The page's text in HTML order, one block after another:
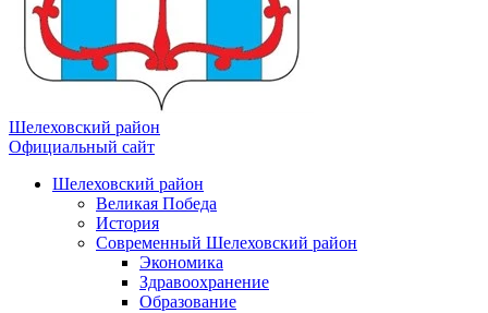
Шелеховский район
Официальный сайт
Шелеховский район
Великая Победа
История
Современный Шелеховский район
Экономика
Здравоохранение
Образование